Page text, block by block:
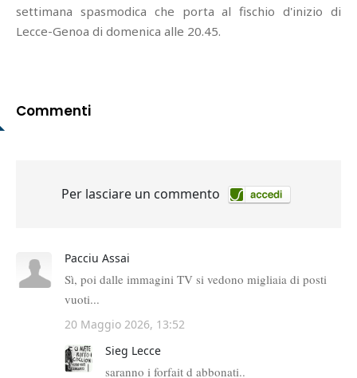
settimana spasmodica che porta al fischio d'inizio di
Lecce-Genoa di domenica alle 20.45.
Commenti